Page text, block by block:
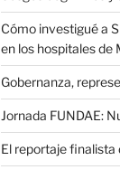
Cómo investigué a
en los hospitales de
Gobernanza,
Jornada FUNDAE:
El reportaje finalista